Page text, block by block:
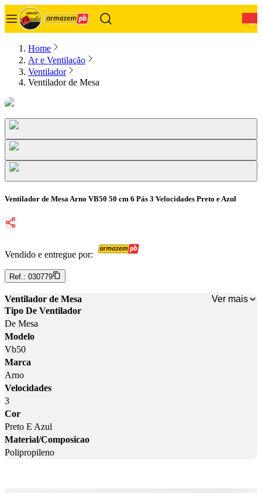
Home
Ar e Ventilação
Ventilador
Ventilador de Mesa
Ventilador de Mesa Arno VB50 50 cm 6 Pás 3 Velocidades Preto e Azul
Vendido e entregue por:
Ref.: 030779
Ventilador de Mesa
Ver mais
Tipo De Ventilador
De Mesa
Modelo
Vb50
Marca
Arno
Velocidades
3
Cor
Preto E Azul
Material/Composicao
Polipropileno